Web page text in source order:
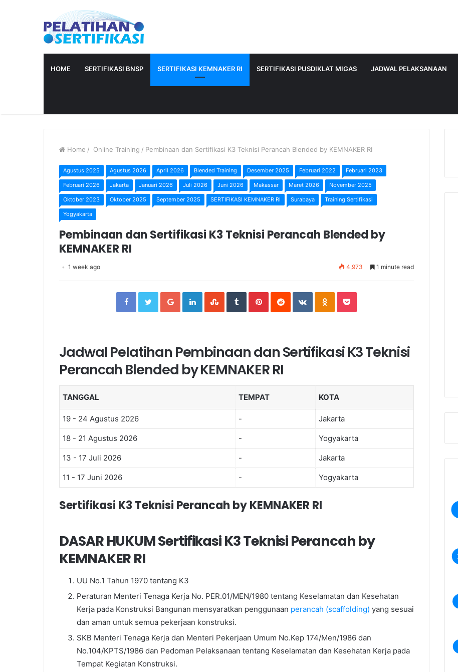
HOME SERTIFIKASI BNSP SERTIFIKASI KEMNAKER RI SERTIFIKASI PUSDIKLAT MIGAS JADWAL PELAKSANAAN
Home / Online Training / Pembinaan dan Sertifikasi K3 Teknisi Perancah Blended by KEMNAKER RI
Agustus 2025 Agustus 2026 April 2026 Blended Training Desember 2025 Februari 2022 Februari 2023
Februari 2026 Jakarta Januari 2026 Juli 2026 Juni 2026 Makassar Maret 2026 November 2025
Oktober 2023 Oktober 2025 September 2025 SERTIFIKASI KEMNAKER RI Surabaya Training Sertifikasi
Yogyakarta
Pembinaan dan Sertifikasi K3 Teknisi Perancah Blended by
KEMNAKER RI
1 week ago 4,973 1 minute read
FacebookTwitterGoogle+LinkedInStumbleUpon
TumblrPinterestReddit VKontakteOdnoklassniki
Pocket
Jadwal Pelatihan Pembinaan dan Sertifikasi K3 Teknisi
Perancah Blended by KEMNAKER RI
TANGGAL TEMPAT KOTA
19 - 24 Agustus 2026 - Jakarta
18 - 21 Agustus 2026 - Yogyakarta
13 - 17 Juli 2026 - Jakarta
11 - 17 Juni 2026 - Yogyakarta
Sertifikasi K3 Teknisi Perancah by KEMNAKER RI
DASAR HUKUM Sertifikasi K3 Teknisi Perancah by
KEMNAKER RI
UU No.1 Tahun 1970 tentang K3
Peraturan Menteri Tenaga Kerja No. PER.01/MEN/1980 tentang Keselamatan dan Kesehatan
Kerja pada Konstruksi Bangunan mensyaratkan penggunaan perancah (scaffolding) yang sesuai
dan aman untuk semua pekerjaan konstruksi.
SKB Menteri Tenaga Kerja dan Menteri Pekerjaan Umum No.Kep 174/Men/1986 dan
No.104/KPTS/1986 dan Pedoman Pelaksanaan tentang Keselamatan dan Kesehatan Kerja pada
Tempat Kegiatan Konstruksi.